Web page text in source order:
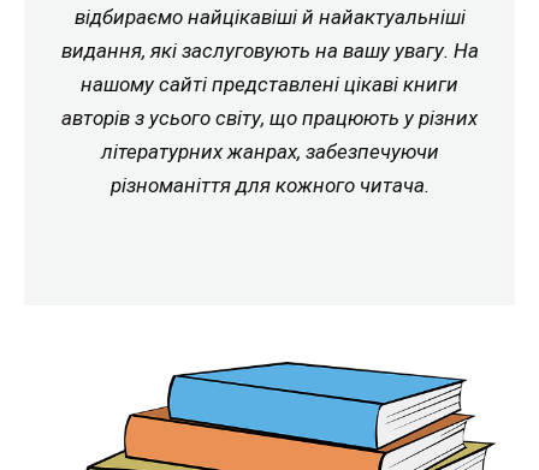
відбираємо найцікавіші й найактуальніші
видання, які заслуговують на вашу увагу. На
нашому сайті представлені цікаві книги
авторів з усього світу, що працюють у різних
літературних жанрах, забезпечуючи
різноманіття для кожного читача.